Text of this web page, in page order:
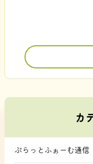
カ
ぷらっとふぉーむ通信